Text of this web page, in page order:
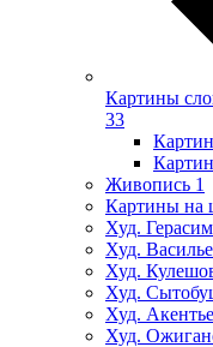
Картины
33
Живопись 1
Картины на
Худ.
Худ.
Худ.
Худ.
Худ.
Худ.